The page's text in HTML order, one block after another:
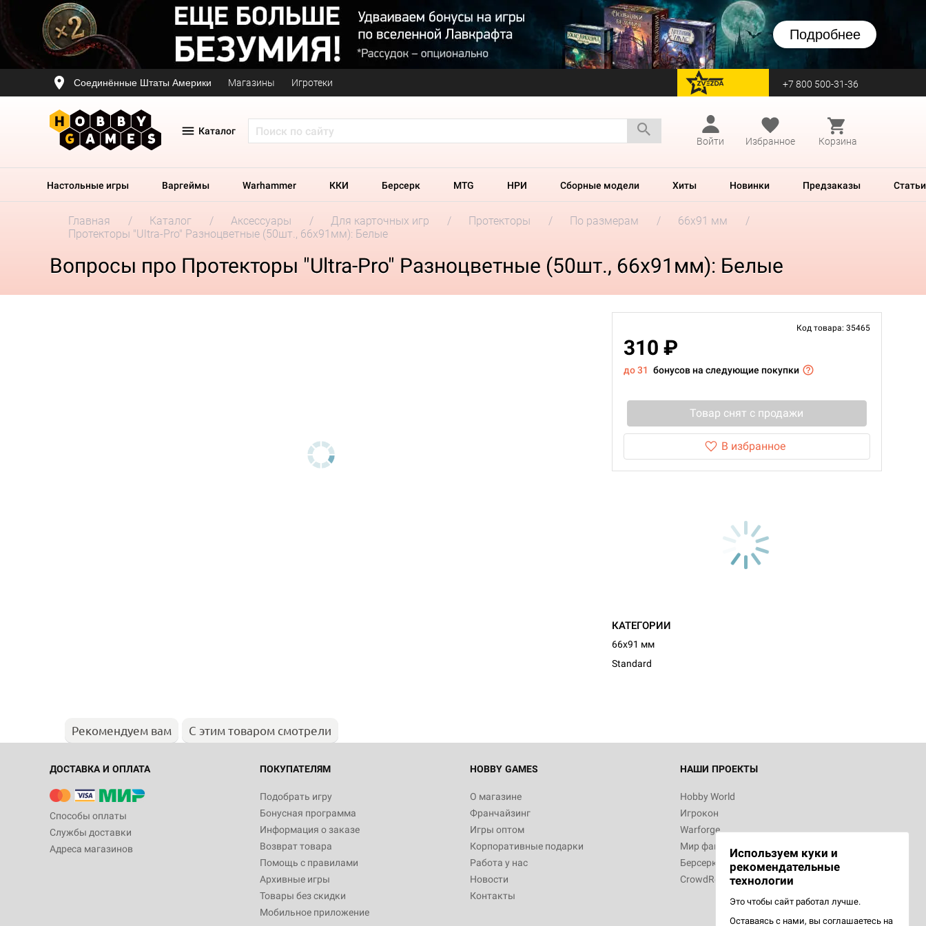
Подробнее
Соединённые Штаты Америки Магазины Игротеки перейти на Zvezda +7 800 500-31-36
Каталог
Войти
Избранное Корзина
Настольные игры Варгеймы Warhammer ККИ Берсерк MTG НРИ Сборные модели Хиты Новинки Предзаказы Статьи
Главная Каталог Аксессуары Для карточных игр Протекторы По размерам
66x91 мм
Протекторы "Ultra-Pro" Разноцветные (50шт., 66х91мм): Белые
Вопросы про Протекторы "Ultra-Pro" Разноцветные (50шт., 66х91мм): Белые
Код товара: 35465
310 ₽
до 31 бонусов на следующие покупки
Товар снят с продажи
В избранное
КАТЕГОРИИ
66x91 мм
Standard
Рекомендуем вам С этим товаром смотрели
ДОСТАВКА И ОПЛАТА
Способы оплаты
Службы доставки
Адреса магазинов
ПОКУПАТЕЛЯМ
Подобрать игру
Бонусная программа
Информация о заказе
Возврат товара
Помощь с правилами
Архивные игры
Товары без скидки
Мобильное приложение
HOBBY GAMES
О магазине
Франчайзинг
Игры оптом
Корпоративные подарки
Работа у нас
Новости
Контакты
НАШИ ПРОЕКТЫ
Hobby World
Игрокон
Warforge
Мир фантастики
Берсерк
CrowdRepublic
Используем куки и
рекомендательные
технологии
Это чтобы сайт работал лучше.
Оставаясь с нами, вы соглашаетесь на